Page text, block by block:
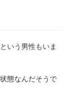
いう男性もいま
態なんだそうで